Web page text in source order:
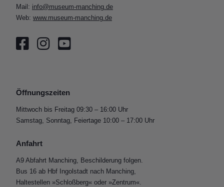
Mail: info@museum-manching.de
Web: www.museum-manching.de
Öffnungszeiten
Mittwoch bis Freitag 09:30 – 16:00 Uhr
Samstag, Sonntag, Feiertage 10:00 – 17:00 Uhr
Anfahrt
A9 Abfahrt Manching, Beschilderung folgen.
Bus 16 ab Hbf Ingolstadt nach Manching,
Haltestellen »Schloßberg« oder »Zentrum«.